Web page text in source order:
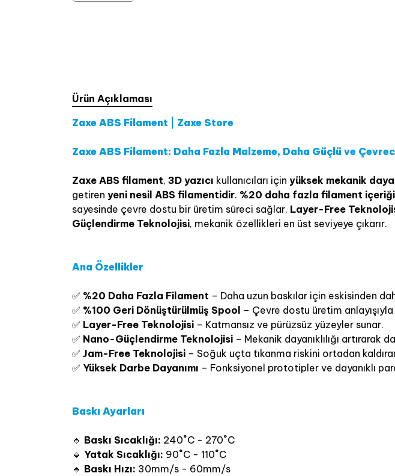
Ürün Açıklaması
Zaxe ABS Filament | Zaxe Store
Zaxe ABS Filament: Daha Fazla Malzeme, Daha Güçlü ve
Zaxe ABS filament, 3D yazıcı kullanıcıları için yüksek mekanik
getiren yeni nesil ABS filamentidir. %20 daha fazla filament
sayesinde çevre dostu bir üretim süreci sağlar. Layer-Free
Güçlendirme Teknolojisi, mekanik özellikleri en üst seviyeye çıkarır.
Ana Özellikler
✅ %20 Daha Fazla Filament – Daha uzun baskılar için eskisinden
✅ %100 Geri Dönüştürülmüş Spool – Çevre dostu üretim
✅ Layer-Free Teknolojisi – Katmansız ve pürüzsüz yüzeyler sunar.
✅ Nano-Güçlendirme Teknolojisi – Mekanik dayanıklılığı artırarak
✅ Jam-Free Teknolojisi – Soğuk uçta tıkanma riskini ortadan
✅ Yüksek Darbe Dayanımı – Fonksiyonel prototipler ve dayanıklı
Baskı Ayarları
🔹 Baskı Sıcaklığı: 240˚C - 270˚C
🔹 Yatak Sıcaklığı: 90˚C - 110˚C
🔹 Baskı Hızı: 30mm/s - 60mm/s